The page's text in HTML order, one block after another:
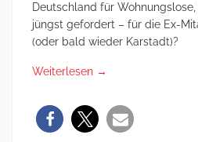
Deutschland für
jüngst gefordert – für die Ex-
(oder bald wieder Karstadt)?
Weiterlesen →